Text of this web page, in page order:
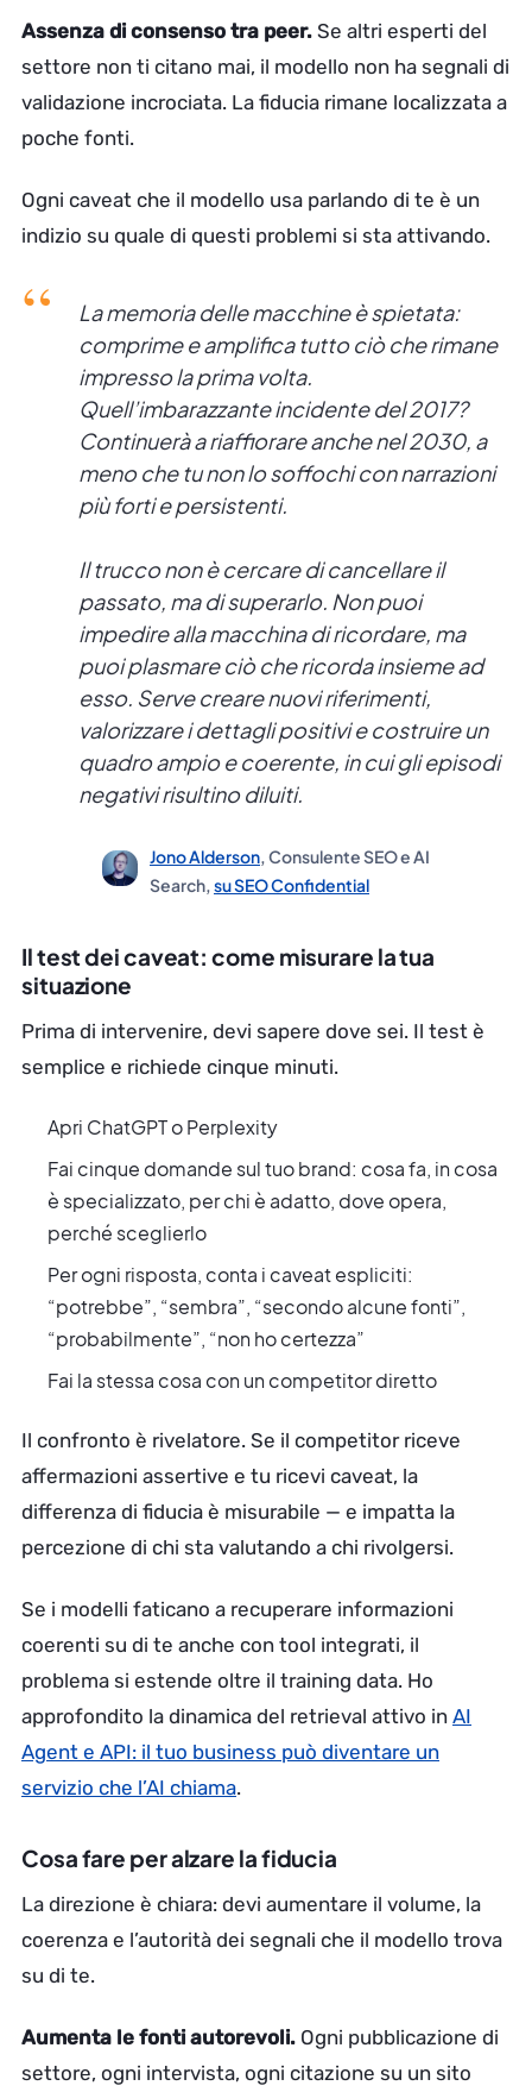
Assenza di consenso tra peer. Se altri esperti del
settore non ti citano mai, il modello non ha segnali di
validazione incrociata. La fiducia rimane localizzata a
poche fonti.
Ogni caveat che il modello usa parlando di te è un
indizio su quale di questi problemi si sta attivando.
La memoria delle macchine è spietata:
comprime e amplifica tutto ciò che rimane
impresso la prima volta.
Quell’imbarazzante incidente del 2017?
Continuerà a riaffiorare anche nel 2030, a
meno che tu non lo soffochi con narrazioni
più forti e persistenti.
Il trucco non è cercare di cancellare il
passato, ma di superarlo. Non puoi
impedire alla macchina di ricordare, ma
puoi plasmare ciò che ricorda insieme ad
esso. Serve creare nuovi riferimenti,
valorizzare i dettagli positivi e costruire un
quadro ampio e coerente, in cui gli episodi
negativi risultino diluiti.
Jono Alderson, Consulente SEO e AI
Search,su SEO Confidential
Il test dei caveat: come misurare la tua
situazione
Prima di intervenire, devi sapere dove sei. Il test è
semplice e richiede cinque minuti.
Apri ChatGPT o Perplexity
Fai cinque domande sul tuo brand: cosa fa, in cosa
è specializzato, per chi è adatto, dove opera,
perché sceglierlo
Per ogni risposta, conta i caveat espliciti:
“potrebbe”, “sembra”, “secondo alcune fonti”,
“probabilmente”, “non ho certezza”
Fai la stessa cosa con un competitor diretto
Il confronto è rivelatore. Se il competitor riceve
affermazioni assertive e tu ricevi caveat, la
differenza di fiducia è misurabile — e impatta la
percezione di chi sta valutando a chi rivolgersi.
Se i modelli faticano a recuperare informazioni
coerenti su di te anche con tool integrati, il
problema si estende oltre il training data. Ho
approfondito la dinamica del retrieval attivo in AI
Agent e API: il tuo business può diventare un
servizio che l’AI chiama.
Cosa fare per alzare la fiducia
La direzione è chiara: devi aumentare il volume, la
coerenza e l’autorità dei segnali che il modello trova
su di te.
Aumenta le fonti autorevoli. Ogni pubblicazione di
settore, ogni intervista, ogni citazione su un sito